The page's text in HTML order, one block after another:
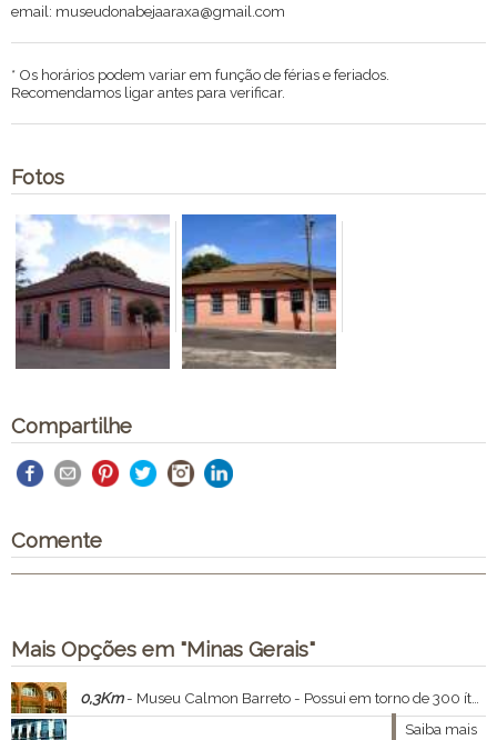
email: museudonabejaaraxa@gmail.com
* Os horários podem variar em função de férias e feriados.
Recomendamos ligar antes para verificar.
Fotos
Compartilhe
Comente
Mais Opções em "Minas Gerais"
0,3Km- Museu Calmon Barreto - Possui em torno de 300 ítens e é, no país, o museu com o maior número de obras de artes de um só artista.
Saiba mais